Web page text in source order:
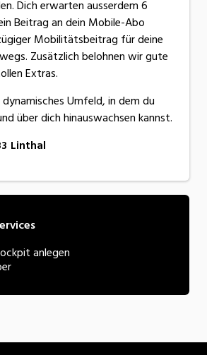
Dich erwarten ausserdem 6
Beitrag an dein Mobile-Abo
Mobilitätsbeitrag für deine
Zusätzlich belohnen wir gute
Extras.
Umfeld, in dem du
über dich hinauswachsen kannst.
Linthal
anlegen